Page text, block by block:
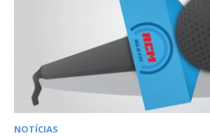
NOTÍCIAS